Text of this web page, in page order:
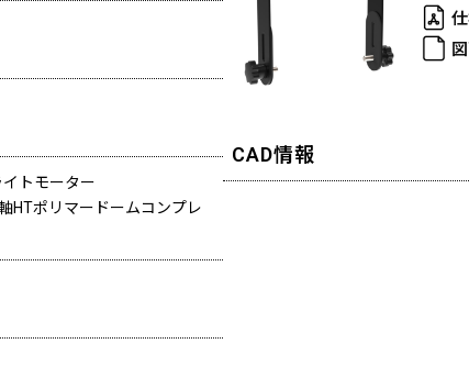
トモーター
HTポリマードームコンプレ
CAD情報